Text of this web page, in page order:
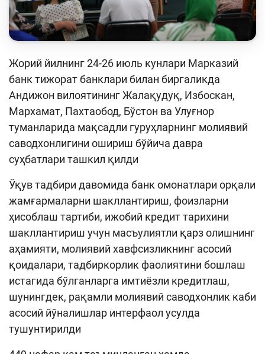
Фотогалерея
Лойиҳа ҳақида
Кенгайтирилган қидирув
Сайт харитаси
Жорий йилнинг 24-26 июль кунлари Марказий
банк тижорат банклари билан биргаликда
Андижон вилоятининг Жалақудуқ, Избоскан,
Мархамат, Пахтаобод, Бўстон ва Улуғнор
туманларида мақсадли гуруҳларнинг молиявий
саводхонлигини ошириш бўйича давра
суҳбатлари ташкил қилди
Ўқув тадбири давомида банк омонатлари орқали
жамғармаларни шакллантириш, фоизларни
ҳисоблаш тартиби, ижобий кредит тарихини
шакллантириш учун масъулиятли қарз олишнинг
аҳамияти, молиявий хавфсизликнинг асосий
қоидалари, тадбиркорлик фаолиятини бошлаш
истагида бўлганларга имтиёзли кредитлаш,
шунингдек, рақамли молиявий саводхонлик каби
асосий йўналишлар интерфаол усулда
тушунтирилди